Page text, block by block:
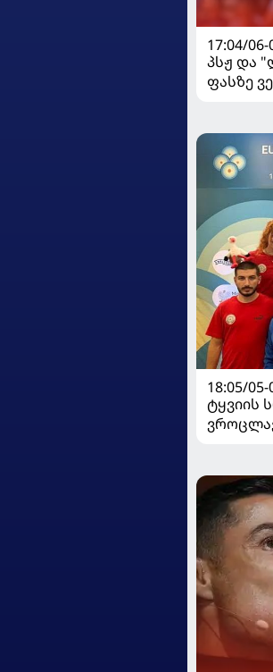
17:04/06-
პსჟ და
ფასზე
18:05/05-
ტყვიის